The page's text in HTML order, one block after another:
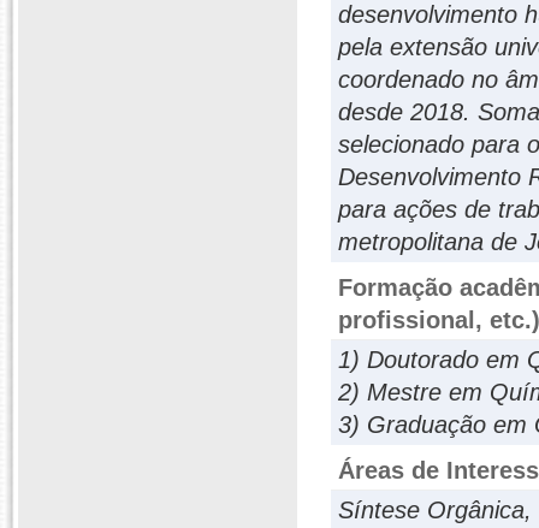
desenvolvimento
pela extensão
coordenado no
desde 2018.
selecionado para
Desenvolvimento
para ações de
metropolitana de
Formação
profissional, etc.)
1) Doutorado em
2) Mestre em
3) Graduação em
Áreas de
Síntese